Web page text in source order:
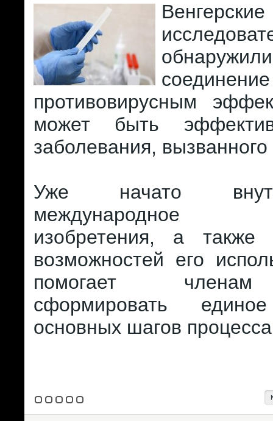
Венгерские
противовирусным
может быть
заболевания,
Уже начато
международное
изобретения, а также
возможностей его
помогает
сформировать
основных шагов